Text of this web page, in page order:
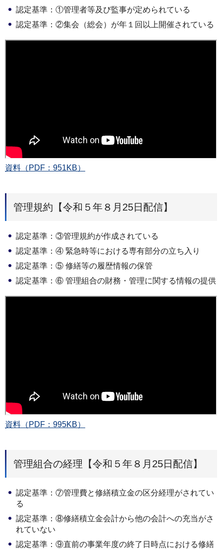
認定基準：①管理者等及び監事が定められている
認定基準：②集会（総会）が年１回以上開催されている
資料（PDF：951KB）
管理規約【令和５年８月25日配信】
認定基準：③管理規約が作成されている
認定基準：④ 緊急時等における専有部分の立ち入り
認定基準：⑤ 修繕等の履歴情報の保管
認定基準：⑥ 管理組合の財務・管理に関する情報の提供
資料（PDF：995KB）
管理組合の経理【令和５年８月25日配信】
認定基準：⑦管理費と修繕積立金の区分経理がされてい
る
認定基準：⑧修繕積立金会計から他の会計への充当がさ
れていない
認定基準：⑨直前の事業年度の終了日時点における修繕